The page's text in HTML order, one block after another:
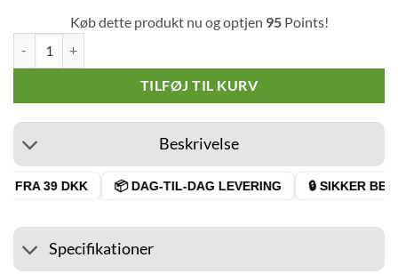
Køb dette produkt nu og optjen 95Points!
TILFØJ TIL KURV
Beskrivelse
FRA 39 DKK 📦 DAG-TIL-DAG LEVERING 🔒 SIKKER
Specifikationer